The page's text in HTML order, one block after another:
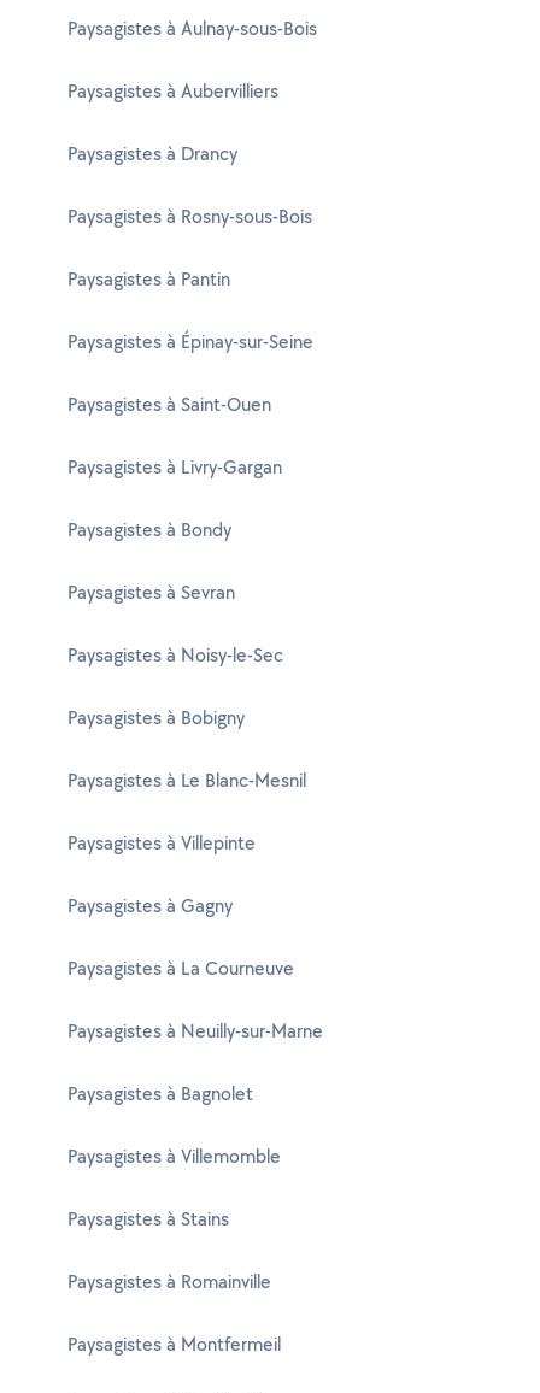
Paysagistes à Aulnay-sous-Bois
Paysagistes à Aubervilliers
Paysagistes à Drancy
Paysagistes à Rosny-sous-Bois
Paysagistes à Pantin
Paysagistes à Épinay-sur-Seine
Paysagistes à Saint-Ouen
Paysagistes à Livry-Gargan
Paysagistes à Bondy
Paysagistes à Sevran
Paysagistes à Noisy-le-Sec
Paysagistes à Bobigny
Paysagistes à Le Blanc-Mesnil
Paysagistes à Villepinte
Paysagistes à Gagny
Paysagistes à La Courneuve
Paysagistes à Neuilly-sur-Marne
Paysagistes à Bagnolet
Paysagistes à Villemomble
Paysagistes à Stains
Paysagistes à Romainville
Paysagistes à Montfermeil